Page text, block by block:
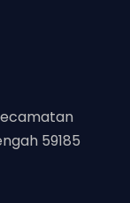
59185